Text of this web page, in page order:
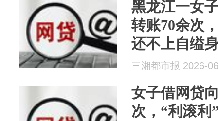
黑龙江一女
转账70余次
还不上自缢
寻求还款帮
索赔25.8万
三湘都市报 2026-
女子借网贷
次，“利滚利